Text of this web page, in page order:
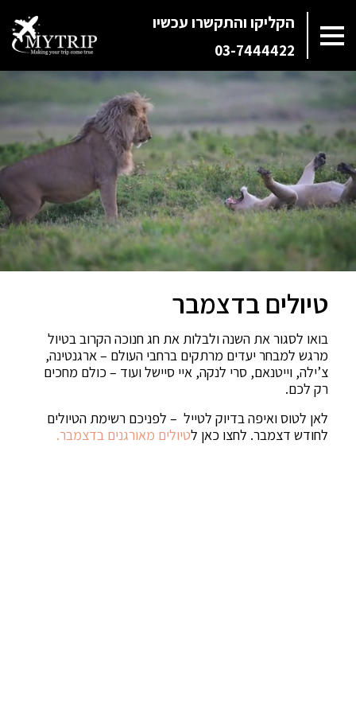
הקליקו והתקשרו עכשיו
03-7444422
טיולים בדצמבר
בואו לסגור את השנה ולבלות את חג חנוכה הקרוב בטיול
מרגש למבחר יעדים מרתקים ברחבי העולם – ארגנטינה,
צ’ילה, וייטנאם, סרי לנקה, איי סיישל ועוד – כולם מחכים
רק לכם.
לאן לטוס ואיפה בדיוק לטייל – לפניכם רשימת הטיולים
לחודש דצמבר. לחצו כאן לטיולים מאורגנים בדצמבר.